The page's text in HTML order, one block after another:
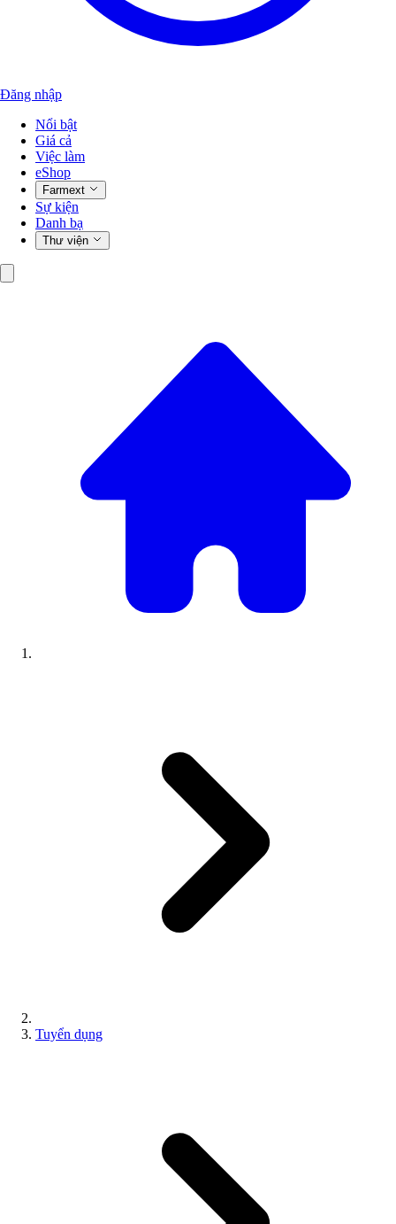
Đăng nhập
Nổi bật
Giá cả
Việc làm
eShop
Farmext
Sự kiện
Danh bạ
Thư viện
Tuyển dụng